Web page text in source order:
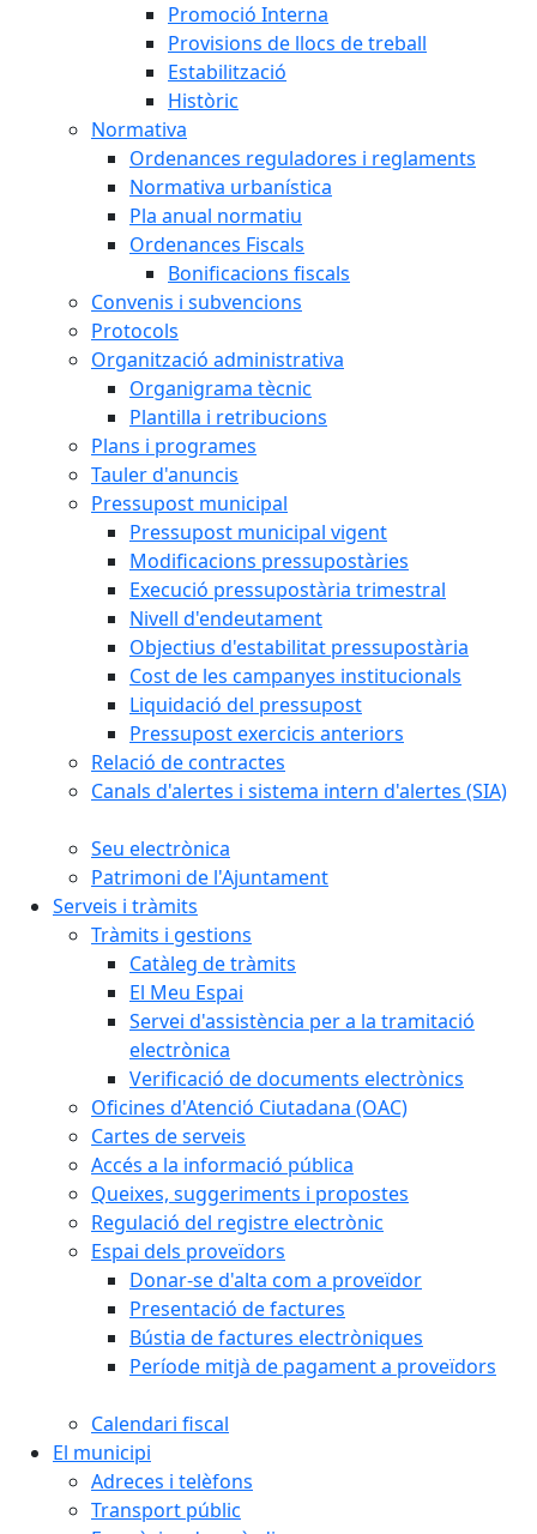
Promoció Interna
Provisions de llocs de treball
Estabilització
Històric
Normativa
Ordenances reguladores i reglaments
Normativa urbanística
Pla anual normatiu
Ordenances Fiscals
Bonificacions fiscals
Convenis i subvencions
Protocols
Organització administrativa
Organigrama tècnic
Plantilla i retribucions
Plans i programes
Tauler d'anuncis
Pressupost municipal
Pressupost municipal vigent
Modificacions pressupostàries
Execució pressupostària trimestral
Nivell d'endeutament
Objectius d'estabilitat pressupostària
Cost de les campanyes institucionals
Liquidació del pressupost
Pressupost exercicis anteriors
Relació de contractes
Canals d'alertes i sistema intern d'alertes (SIA)
Seu electrònica
Patrimoni de l'Ajuntament
Serveis i tràmits
Tràmits i gestions
Catàleg de tràmits
El Meu Espai
Servei d'assistència per a la tramitació
electrònica
Verificació de documents electrònics
Oficines d'Atenció Ciutadana (OAC)
Cartes de serveis
Accés a la informació pública
Queixes, suggeriments i propostes
Regulació del registre electrònic
Espai dels proveïdors
Donar-se d'alta com a proveïdor
Presentació de factures
Bústia de factures electròniques
Període mitjà de pagament a proveïdors
Calendari fiscal
El municipi
Adreces i telèfons
Transport públic